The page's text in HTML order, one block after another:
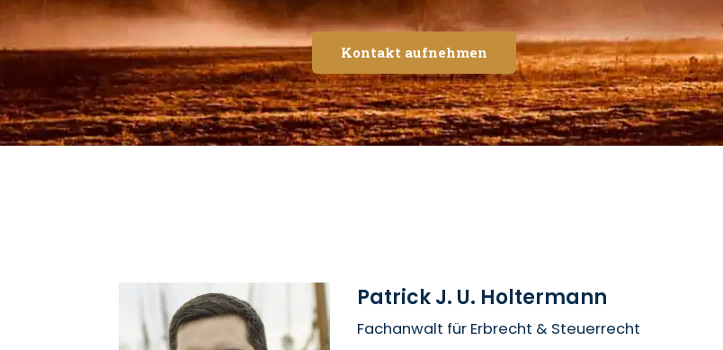
Kontakt aufnehmen
Patrick J. U. Holtermann
Fachanwalt für Erbrecht & Steuerrecht